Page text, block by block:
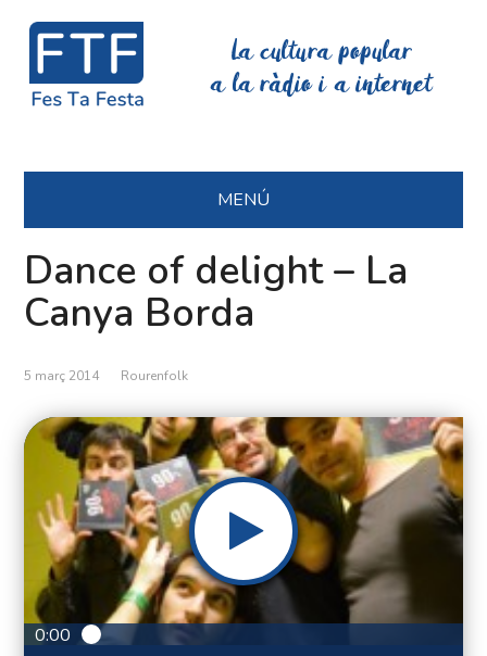
La cultura popular
a la ràdio i a internet
MENÚ
Dance of delight – La
Canya Borda
5 març 2014 Rourenfolk
0:00